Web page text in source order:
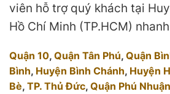
viên hỗ trợ quý khách tại
Hồ Chí Minh (TP.HCM)
Quận 10, Quận Tân Phú, Quận
Bình, Huyện Bình Chánh, Huyện
Bè, TP. Thủ Đức, Quận Phú Nhuận